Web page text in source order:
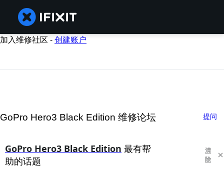
加入维修社区 -创建账户
GoPro Hero3 Black Edition 维修论坛 提问
GoPro Hero3 Black Edition 最有帮
助的话题
清
除